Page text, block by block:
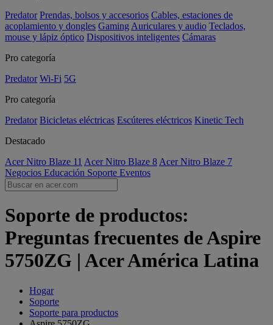
Predator Prendas, bolsos y accesorios Cables, estaciones de
acoplamiento y dongles Gaming Auriculares y audio Teclados,
mouse y lápiz óptico Dispositivos inteligentes Cámaras
Pro categoría
Predator Wi-Fi 5G
Pro categoría
Predator Bicicletas eléctricas Escúteres eléctricos Kinetic Tech
Destacado
Acer Nitro Blaze 11 Acer Nitro Blaze 8 Acer Nitro Blaze 7
Negocios Educación Soporte Eventos
Soporte de productos:
Preguntas frecuentes de Aspire
5750ZG | Acer América Latina
Hogar
Soporte
Soporte para productos